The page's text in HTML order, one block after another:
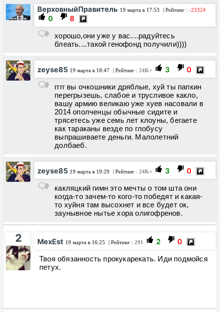
ВерховныйПравитель 19 марта в 17:53 | Рейтинг : -23324
0 8
хорошо,они уже у вас....радуйтесь
блеать....такой генофонд получили))))
zeyse85 19 марта в 18:47 | Рейтинг : 24K+ 3 0
гггг вы очкошники дряблые, хуй ты папкин
перегрызешь, слабое и трусливое какло,
вашу армию великаю уже хуев насовали в
2014 ополченцы обычные сидите и
трясетесь уже семь лет клоуны, бегаете
как тараканы везде по глобусу
выпрашиваете деньги. Малолетний
долбаеб.
zeyse85 19 марта в 19:29 | Рейтинг : 24K+ 3 0
какляцкий гимн это мечты о том шта они
когда-то зачем-то кого-то победят и какая-
то хуйня там высохнет и все будет ок,
заунывное нытье хора олигофренов.
2 MexEst 19 марта в 16:25 | Рейтинг : 291 2 0
Твоя обязанность прокукарекать. Иди подмойся
петух.